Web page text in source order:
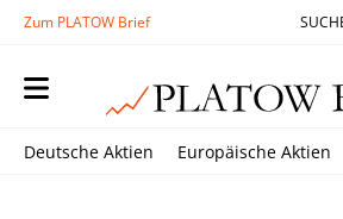
Zum PLATOW Brief
Deutsche Aktien Europäische Aktien